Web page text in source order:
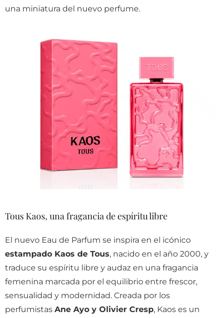
una miniatura del nuevo perfume.
Tous Kaos, una fragancia de espíritu libre
El nuevo Eau de Parfum se inspira en el icónico
estampado Kaos de Tous, nacido en el año 2000, y
traduce su espíritu libre y audaz en una fragancia
femenina marcada por el equilibrio entre frescor,
sensualidad y modernidad. Creada por los
perfumistas Ane Ayo y Olivier Cresp, Kaos es un